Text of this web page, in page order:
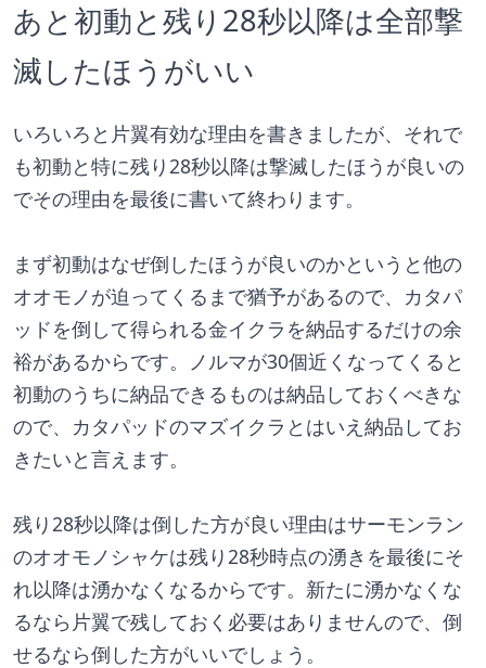
あと初動と残り28秒以降は全部撃
滅したほうがいい
いろいろと片翼有効な理由を書きましたが、それで
も初動と特に残り28秒以降は撃滅したほうが良いの
でその理由を最後に書いて終わります。
まず初動はなぜ倒したほうが良いのかというと他の
オオモノが迫ってくるまで猶予があるので、カタパ
ッドを倒して得られる金イクラを納品するだけの余
裕があるからです。ノルマが30個近くなってくると
初動のうちに納品できるものは納品しておくべきな
ので、カタパッドのマズイクラとはいえ納品してお
きたいと言えます。
残り28秒以降は倒した方が良い理由はサーモンラン
のオオモノシャケは残り28秒時点の湧きを最後にそ
れ以降は湧かなくなるからです。新たに湧かなくな
るなら片翼で残しておく必要はありませんので、倒
せるなら倒した方がいいでしょう。